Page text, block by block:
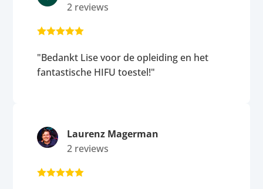
2 reviews

"Bedankt Lise voor de opleiding en het
fantastische HIFU toestel!"
Laurenz Magerman
2 reviews
